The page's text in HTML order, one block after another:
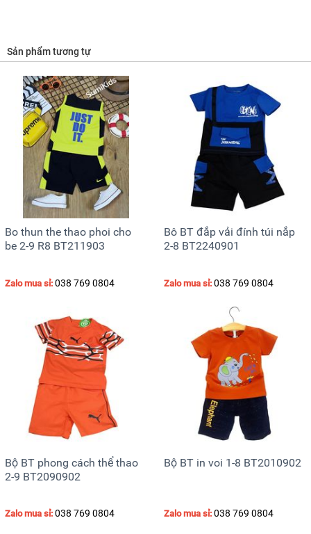
Sản phẩm tương tự
Bo thun the thao phoi cho
be 2-9 R8 BT211903
Zalo mua sỉ: 038 769 0804
Bô BT đắp vải đính túi nắp
2-8 BT2240901
Zalo mua sỉ: 038 769 0804
Bộ BT phong cách thể thao
2-9 BT2090902
Zalo mua sỉ: 038 769 0804
Bộ BT in voi 1-8 BT2010902
Zalo mua sỉ: 038 769 0804